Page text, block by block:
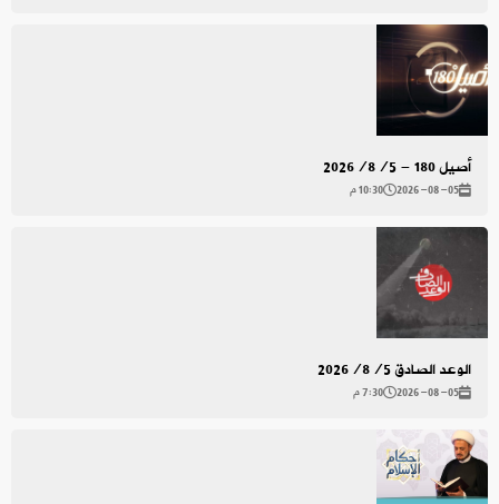
أصيل 180 - 2026/8/5
2026-08-05 10:30 م
الوعد الصادق 2026/8/5
2026-08-05 7:30 م